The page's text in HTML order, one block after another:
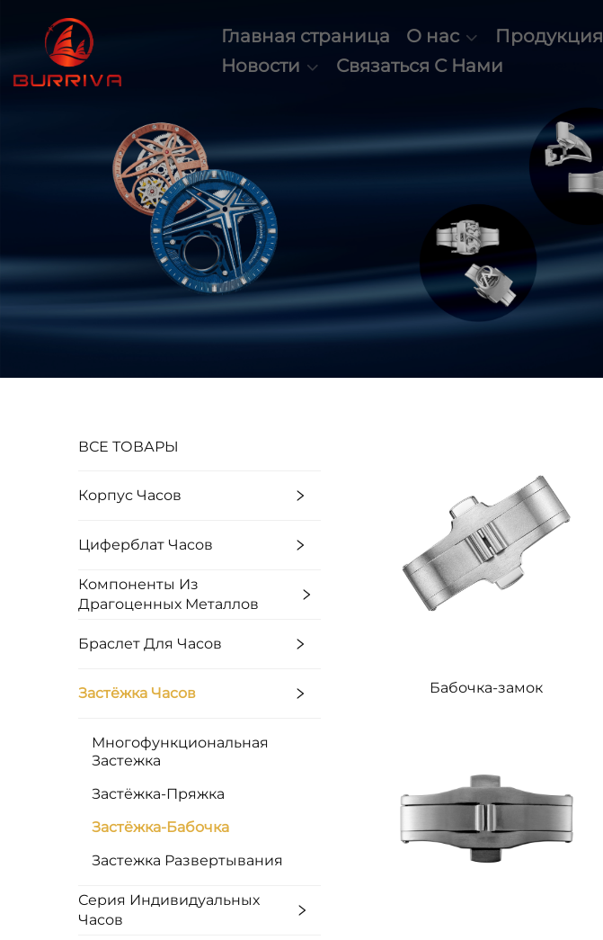
Главная страница О нас Продукция
Новости
Связаться С Нами
ВСЕ ТОВАРЫ
Корпус Часов
Циферблат Часов
Компоненты Из
Драгоценных Металлов
Браслет Для Часов
Застёжка Часов
Многофункциональная
Застежка
Застёжка-Пряжка
Застёжка-Бабочка
Застежка Развертывания
Серия Индивидуальных
Часов
Бабочка-замок